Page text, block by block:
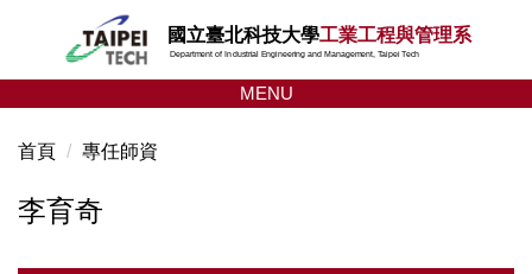
主
要
容
國立臺北科技大學工業工程與管理系
Department of Industrial Engineering and Management, Taipei Tech
MENU
首頁 專任師資
李育奇